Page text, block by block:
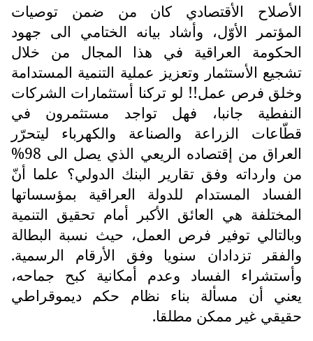
الأصلاح الأقتصادي كان من ضمن توصيات
المؤتمر الأوّل، وأشاد بيانه الختامي الى جهود
الحكومة العراقية في هذا المجال من خلال
تشجيع الأستثمار وتعزيز عملية التنمية المستدامة
وخلق فرص عمل!! لو تركنا أستثمارات الشركات
النفطية جانبا، فهل تواجد مستثمرون في
قطّاعات الزراعة والصناعة والكهرباء ليتحرّر
العراق من إقتصاده الريعي الذي يصل الى 98%
من وارداته وفق تقارير البنك الدولي؟ علما أنّ
الفساد المستدام للدولة العراقية بمؤسساتها
المختلفة هي العائق الأكبر أمام تحقيق التنمية
وبالتالي توفير فرص العمل، حيث نسبة البطالة
والفقر تزدادان سنويا وفق الأرقام الرسمية.
وأستشراء الفساد وعدم أمكانية كبح جماحه،
يعني أن مسألة بناء نظام حكم ديموقراطي
حقيقي غير ممكن مطلقا.